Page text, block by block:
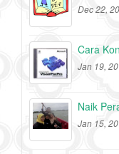
Dec 22,
Cara
Jan 19,
Naik
Jan 15,